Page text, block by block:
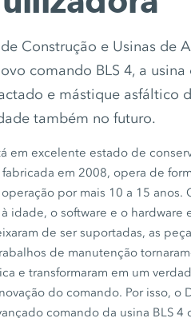
Construção e Usinas de
comando BLS 4, a usina
e mástique asfáltico
também no futuro.
em excelente estado de
fabricada em 2008, opera de
por mais 10 a 15 anos.
idade, o software e o hardware
de ser suportadas, as
de manutenção
e transformaram em um
do comando. Por isso, o
comando da usina BLS 4